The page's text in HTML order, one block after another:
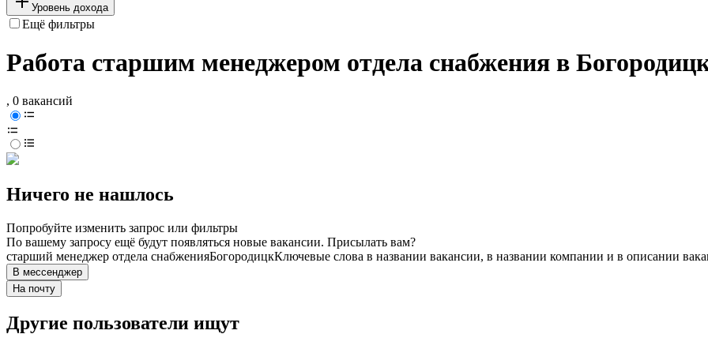
Уровень дохода
Ещё фильтры
Работа старшим менеджером отдела снабжения в
, 0 вакансий
Ничего не нашлось
Попробуйте изменить запрос или фильтры
По вашему запросу ещё будут появляться новые вакансии. Присылать вам?
старший менеджер отдела снабженияБогородицкКлючевые слова в названии вакансии, в названии компании и в описании
В мессенджер
На почту
Другие пользователи ищут